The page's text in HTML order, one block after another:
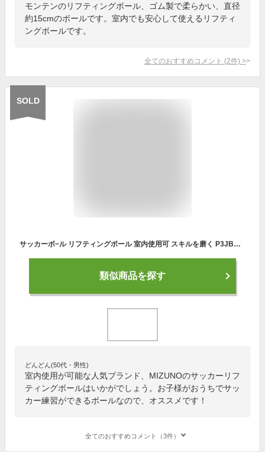
モンテンのリフティングボール、ゴム製で柔らかい、直径
約15cmのボールです。室内でも安心して使えるリフティ
ングボールです。
全てのおすすめコメント (2件) >
SOLD
サッカーボ−ル リフティングボール 室内使用可 スキルを磨く P3JBA042ミズノ MIZUNO
類似商品を探す
どんどん(50代・男性)
室内使用が可能な人気ブランド、MIZUNOのサッカーリフ
ティングボールはいかがでしょう。お子様がおうちでサッ
カー練習ができるボールなので、オススメです！
全てのおすすめコメント（3件）